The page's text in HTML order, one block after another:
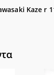
Kaze r